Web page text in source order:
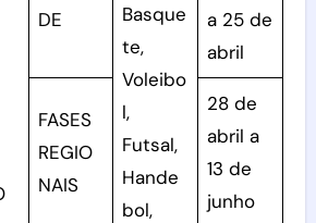
DE
Basque
te,
Voleibo
l,
Futsal,
Hande
bol,
a 25 de
abril
FASES
REGIO
NAIS
28 de
abril a
13 de
junho